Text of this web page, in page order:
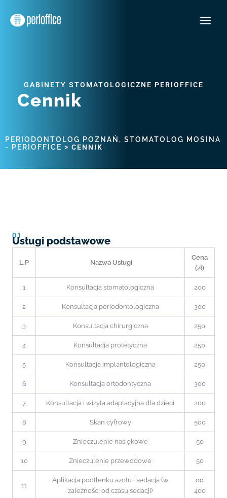
treści
Menu
GABINETY STOMATOLOGICZNE PERIOFFICE
Cennik
PERIODONTOLOG POZNAŃ, STOMATOLOG MOSINA
- PERIOFFICE > CENNIK
01
Usługi podstawowe
L.P Nazwa Usługi
Cena
(zł)
1 Konsultacja stomatologiczna 200
2 Konsultacja periodontologiczna 300
3 Konsultacja chirurgiczna 250
4 Konsultacja protetyczna 250
5 Konsultacja implantologiczna 250
6 Konsultacja ortodontyczna 300
7 Konsultacja i wizyta adaptacyjna dla dzieci 200
8 Skan cyfrowy 500
9 Znieczulenie nasiękowe 50
10 Znieczulenie przewodowe 50
11
Aplikacja podtlenku azotu i sedacja (w
zależności od czasu sedacji)
od
400